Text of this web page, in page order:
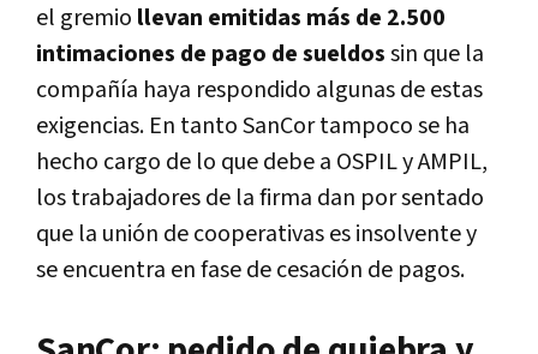
el gremio llevan emitidas más de 2.500
intimaciones de pago de sueldossin que la
compañía haya respondido algunas de estas
exigencias. En tanto SanCor tampoco se ha
hecho cargo de lo que debe a OSPIL y AMPIL,
los trabajadores de la firma dan por sentado
que la unión de cooperativas es insolvente y
se encuentra en fase de cesación de pagos.